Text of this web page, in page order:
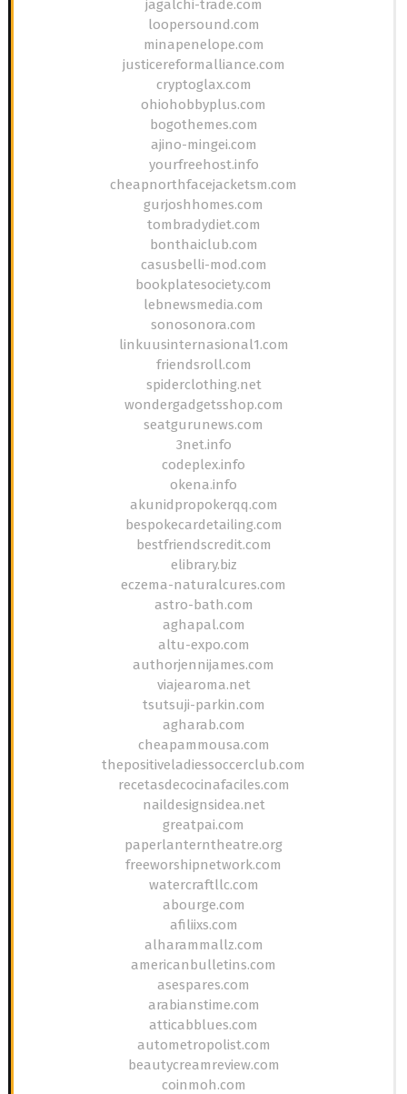
jagalchi-trade.com
loopersound.com
minapenelope.com
justicereformalliance.com
cryptoglax.com
ohiohobbyplus.com
bogothemes.com
ajino-mingei.com
yourfreehost.info
cheapnorthfacejacketsm.com
gurjoshhomes.com
tombradydiet.com
bonthaiclub.com
casusbelli-mod.com
bookplatesociety.com
lebnewsmedia.com
sonosonora.com
linkuusinternasional1.com
friendsroll.com
spiderclothing.net
wondergadgetsshop.com
seatgurunews.com
3net.info
codeplex.info
okena.info
akunidpropokerqq.com
bespokecardetailing.com
bestfriendscredit.com
elibrary.biz
eczema-naturalcures.com
astro-bath.com
aghapal.com
altu-expo.com
authorjennijames.com
viajearoma.net
tsutsuji-parkin.com
agharab.com
cheapammousa.com
thepositiveladiessoccerclub.com
recetasdecocinafaciles.com
naildesignsidea.net
greatpai.com
paperlanterntheatre.org
freeworshipnetwork.com
watercraftllc.com
abourge.com
afiliixs.com
alharammallz.com
americanbulletins.com
asespares.com
arabianstime.com
atticabblues.com
autometropolist.com
beautycreamreview.com
coinmoh.com